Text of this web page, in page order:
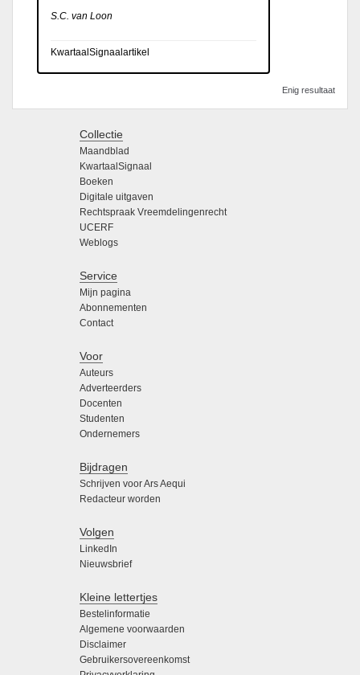
S.C. van Loon
KwartaalSignaalartikel
Enig resultaat
Collectie
Maandblad
KwartaalSignaal
Boeken
Digitale uitgaven
Rechtspraak Vreemdelingenrecht
UCERF
Weblogs
Service
Mijn pagina
Abonnementen
Contact
Voor
Auteurs
Adverteerders
Docenten
Studenten
Ondernemers
Bijdragen
Schrijven voor Ars Aequi
Redacteur worden
Volgen
LinkedIn
Nieuwsbrief
Kleine lettertjes
Bestelinformatie
Algemene voorwaarden
Disclaimer
Gebruikersovereenkomst